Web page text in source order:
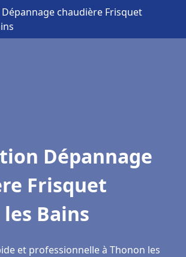
chaudière Frisquet
Dépannage
Frisquet
Bains
et professionnelle à Thonon les